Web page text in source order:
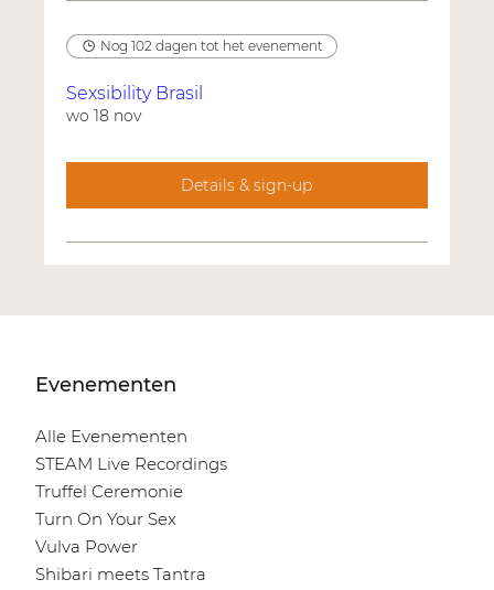
Nog 102 dagen tot het evenement
Sexsibility Brasil
wo 18 nov
Details & sign-up
Evenementen
Alle Evenementen
STEAM Live Recordings
Truffel Ceremonie
Turn On Your Sex
Vulva Power
Shibari meets Tantra